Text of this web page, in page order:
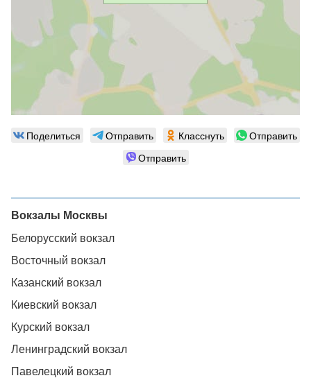
Поделиться Отправить Класснуть
Отправить
Отправить
Вокзалы Москвы
Белорусский вокзал
Восточный вокзал
Казанский вокзал
Киевский вокзал
Курский вокзал
Ленинградский вокзал
Павелецкий вокзал